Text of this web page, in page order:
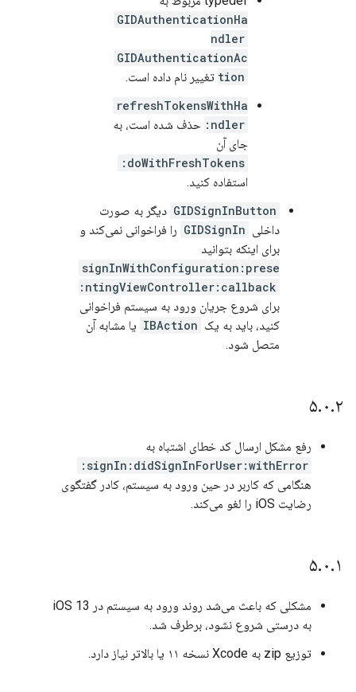
GIDAuthenticationHa
ndler
GIDAuthenticationAc
tion تغییر نام داده است.
refreshTokensWithHa
ndler:
حذف شده است، به
جای آن
doWithFreshTokens:
استفاده کنید.
GIDSignInButton دیگر به صورت
داخلی GIDSignIn را فراخوانی نمی‌کند و
برای اینکه بتوانید
signInWithConfiguration:prese
ntingViewController:callback:
برای شروع جریان ورود به سیستم فراخوانی
کنید، باید به یک IBAction یا مشابه آن
متصل شود.
۵.۰.۲
رفع مشکل ارسال کد خطای اشتباه به
signIn:didSignInForUser:withError:
هنگامی که کاربر در حین ورود به سیستم، کادر گفتگوی
رضایت iOS را لغو می‌کند.
۵.۰.۱
مشکلی که باعث می‌شد روند ورود به سیستم در iOS 13
به درستی شروع نشود، برطرف شد.
توزیع zip به Xcode نسخه ۱۱ یا بالاتر نیاز دارد.